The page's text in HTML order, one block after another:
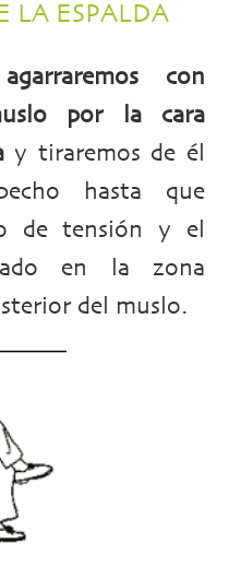
LA ESPALDA
agarraremos con
por la cara
y tiraremos de él
hasta que
de tensión y el
en la zona
del muslo.